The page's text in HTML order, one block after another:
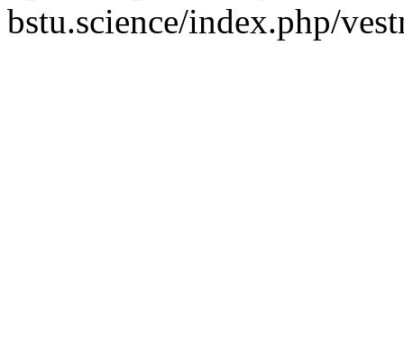
bstu.science/index.php/